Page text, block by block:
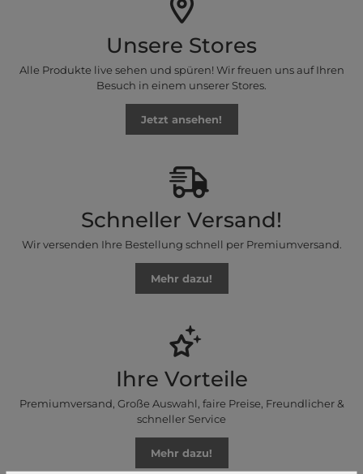
Unsere Stores
Alle Produkte live sehen und spüren! Wir freuen uns auf Ihren
Besuch in einem unserer Stores.
Jetzt ansehen!
Schneller Versand!
Wir versenden Ihre Bestellung schnell per Premiumversand.
Mehr dazu!
Ihre Vorteile
Premiumversand, Große Auswahl, faire Preise, Freundlicher &
schneller Service
Mehr dazu!